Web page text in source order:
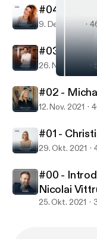
Den Nye
#04 - Ditte
9. Dez. 2021
#03 -
26. Nov. 2021
#02 -
12. Nov. 2021
#01 -
29. Okt. 2021
#00 -
Nicolai
25. Okt. 2021